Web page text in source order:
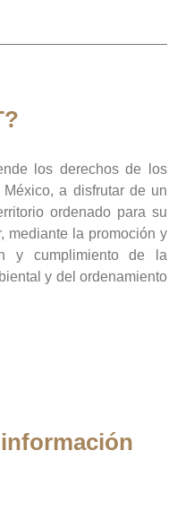
los derechos de los
a disfrutar de un
ordenado para su
mediante la promoción y
y cumplimiento de la
y del ordenamiento